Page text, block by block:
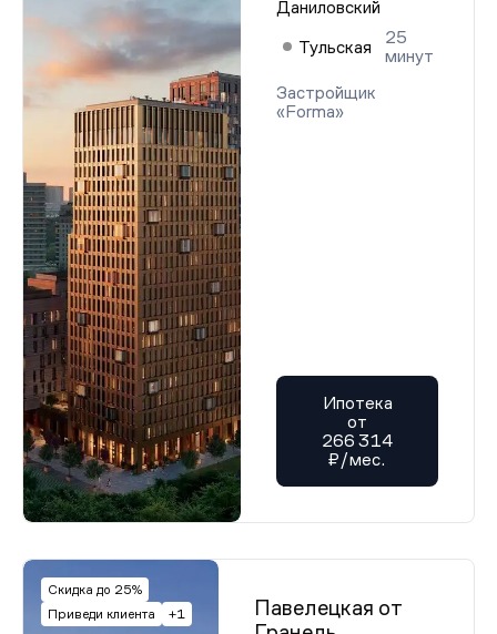
Даниловский
Тульская
25
минут
Застройщик
«Forma»
Ипотека
от
266 314
₽/мес.
Скидка до 25%
Приведи клиента
+1
Павелецкая от